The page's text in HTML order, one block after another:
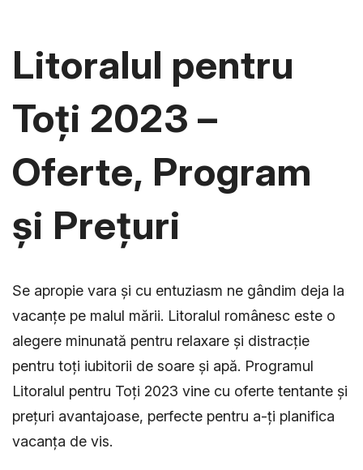
Litoralul pentru
Toți 2023 –
Oferte, Program
și Prețuri
Se apropie vara și cu entuziasm ne gândim deja la
vacanțe pe malul mării. Litoralul românesc este o
alegere minunată pentru relaxare și distracție
pentru toți iubitorii de soare și apă. Programul
Litoralul pentru Toți 2023 vine cu oferte tentante și
prețuri avantajoase, perfecte pentru a-ți planifica
vacanța de vis.